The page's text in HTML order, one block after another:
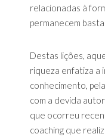
relacionadas à
permanecem
Destas lições,
riqueza enfatiza a
conhecimento,
com a devida
que ocorreu
coaching que